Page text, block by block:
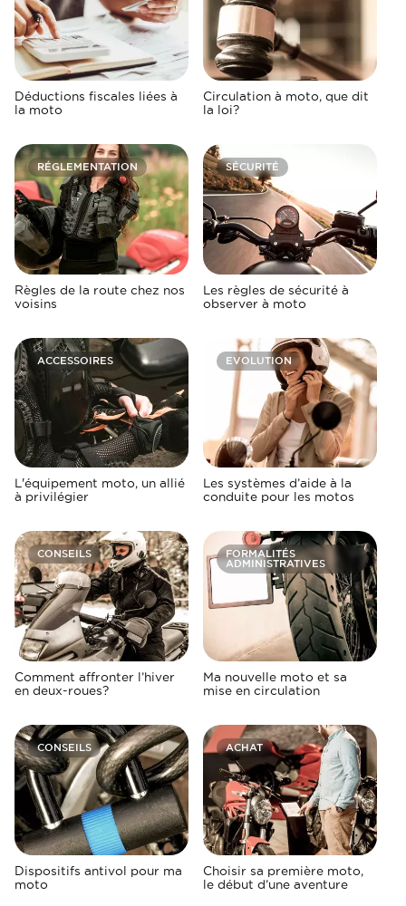
Déductions fiscales liées à
la moto
Circulation à moto, que dit
la loi?
RÉGLEMENTATION
Règles de la route chez nos
voisins
SÉCURITÉ
Les règles de sécurité à
observer à moto
ACCESSOIRES
L'équipement moto, un allié
à privilégier
EVOLUTION
Les systèmes d’aide à la
conduite pour les motos
CONSEILS
Comment affronter l’hiver
en deux-roues?
FORMALITÉS
ADMINISTRATIVES
Ma nouvelle moto et sa
mise en circulation
CONSEILS
Dispositifs antivol pour ma
moto
ACHAT
Choisir sa première moto,
le début d’une aventure